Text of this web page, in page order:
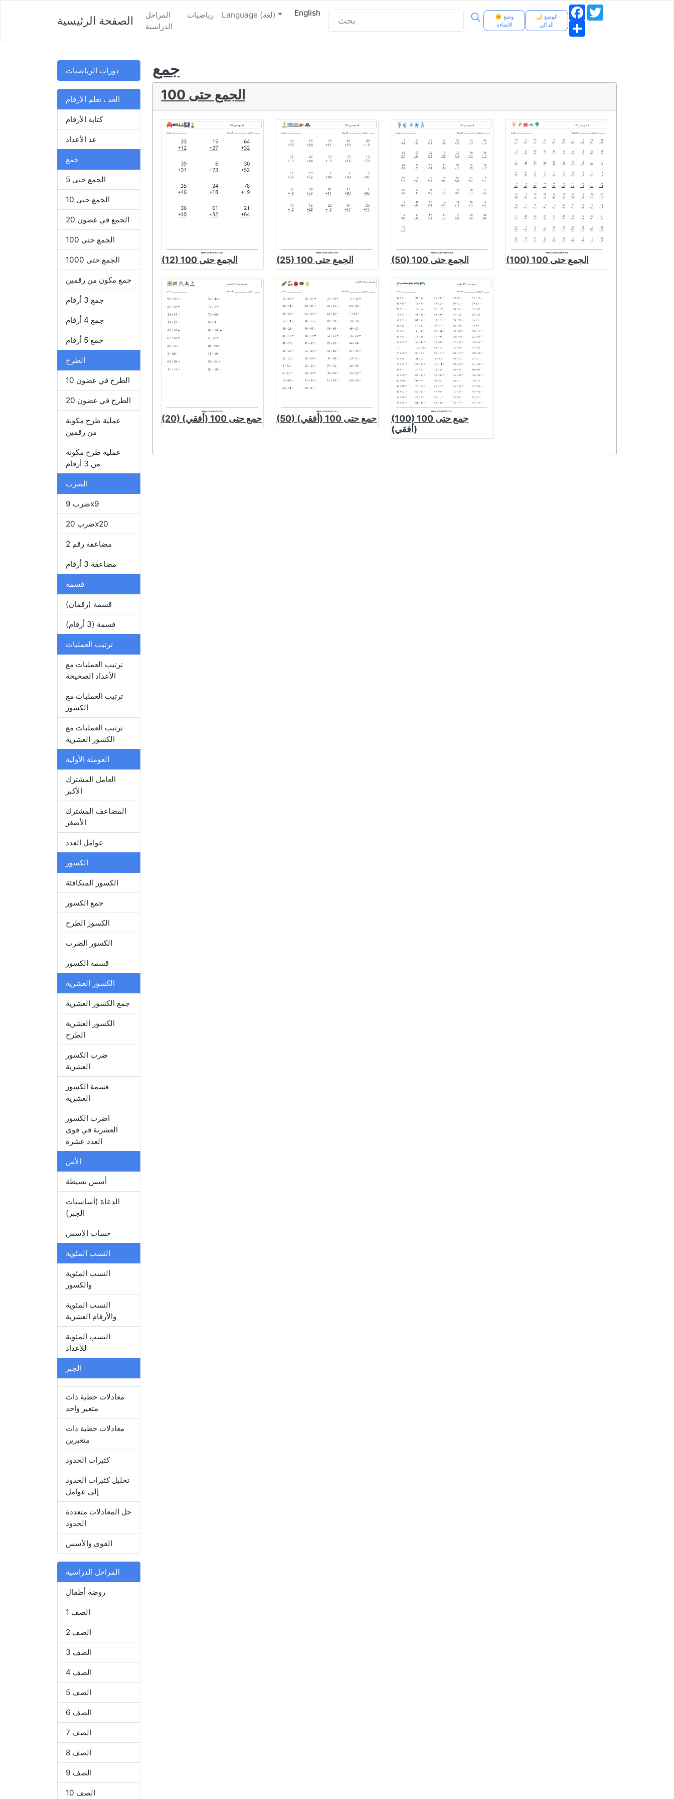
الصفحة الرئيسية
المراحل
الدراسية
رياضيات Language (لغة) English
🌞 وضع
الإضاءة
🌙 الوضع
الداكن
Facebook
Twitter
Share
دورات الرياضيات
العد ، تعلم الأرقام
كتابة الأرقام
عد الأعداد
جمع
الجمع حتى 5
الجمع حتى 10
الجمع في غضون 20
الجمع حتى 100
الجمع حتى 1000
جمع مكون من رقمين
جمع 3 أرقام
جمع 4 أرقام
جمع 5 أرقام
الطرح
الطرح في غضون 10
الطرح في غضون 20
عملية طرح مكونة
من رقمين
عملية طرح مكونة
من 3 أرقام
الضرب
ضرب 9x9
ضرب 20x20
مضاعفة رقم 2
مضاعفة 3 أرقام
قسمة
قسمة (رقمان)
قسمة (3 أرقام)
ترتيب العمليات
ترتيب العمليات مع
الأعداد الصحيحة
ترتيب العمليات مع
الكسور
ترتيب العمليات مع
الكسور العشرية
العوملة الأولية
العامل المشترك
الأكبر
المضاعف المشترك
الأصغر
عوامل العدد
الكسور
الكسور المتكافئة
جمع الكسور
الكسور الطرح
الكسور الضرب
قسمة الكسور
الكسور العشرية
جمع الكسور العشرية
الكسور العشرية
الطرح
ضرب الكسور
العشرية
قسمة الكسور
العشرية
اضرب الكسور
العشرية في قوى
العدد عشرة
الأس
أسس بسيطة
الدعاة (أساسيات
الجبر)
حساب الأسس
النسب المئوية
النسب المئوية
والكسور
النسب المئوية
والأرقام العشرية
النسب المئوية
للأعداد
الجبر
معادلات خطية ذات
متغير واحد
معادلات خطية ذات
متغيرين
كثيرات الحدود
تحليل كثيرات الحدود
إلى عوامل
حل المعادلات متعددة
الحدود
القوى والأسس
المراحل الدراسية
روضة أطفال
الصف 1
الصف 2
الصف 3
الصف 4
الصف 5
الصف 6
الصف 7
الصف 8
الصف 9
الصف 10
جمع
الجمع حتى 100
(12) الجمع حتى 100 (25) الجمع حتى 100 (50) الجمع حتى 100 (100) الجمع حتى 100
(20) جمع حتى 100 (أفقي) (50) جمع حتى 100 (أفقي)
(100) جمع حتى 100
(أفقي)